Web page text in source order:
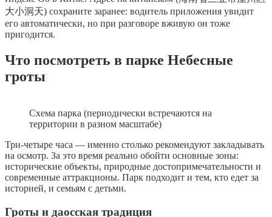
大小洞天) сохраните заранее: водитель приложения увидит
его автоматически, но при разговоре вживую он тоже
пригодится.
Что посмотреть в парке Небесные
гроты
Схема парка (периодически встречаются на
территории в разном масштабе)
Три-четыре часа — именно столько рекомендуют закладывать
на осмотр. За это время реально обойти основные зоны:
исторические объекты, природные достопримечательности и
современные аттракционы. Парк подходит и тем, кто едет за
историей, и семьям с детьми.
Гроты и даосская традиция